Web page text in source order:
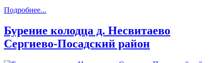
Подробнее...
Бурение колодца д. Несвитаево
Сергиево-Посадский район